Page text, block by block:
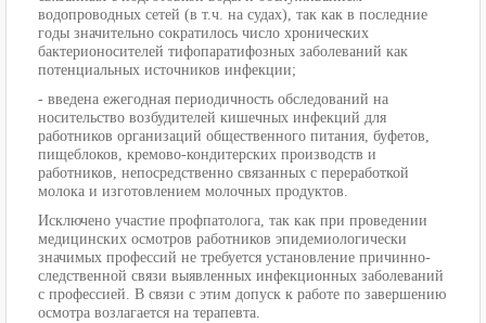
водопроводных сетей (в т.ч. на судах), так как в последние
годы значительно сократилось число хронических
бактерионосителей тифопаратифозных заболеваний как
потенциальных источников инфекции;
- введена ежегодная периодичность обследований на
носительство возбудителей кишечных инфекций для
работников организаций общественного питания, буфетов,
пищеблоков, кремово-кондитерских производств и
работников, непосредственно связанных с переработкой
молока и изготовлением молочных продуктов.
Исключено участие профпатолога, так как при проведении
медицинских осмотров работников эпидемиологически
значимых профессий не требуется установление причинно-
следственной связи выявленных инфекционных заболеваний
с профессией. В связи с этим допуск к работе по завершению
осмотра возлагается на терапевта.